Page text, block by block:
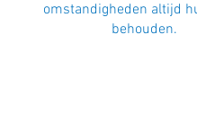
omstandigheden altijd
behouden.